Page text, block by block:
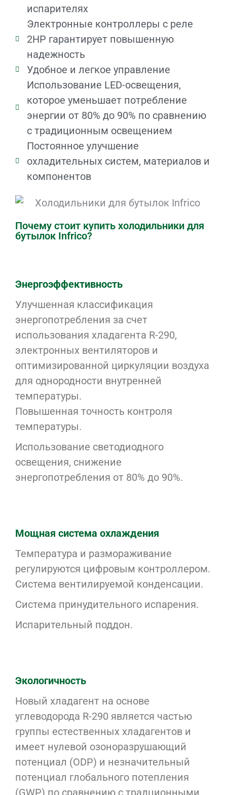
испарителях
Электронные контроллеры с реле
2HP гарантирует повышенную
надежность
Удобное и легкое управление
Использование LED-освещения,
которое уменьшает потребление
энергии от 80% до 90% по сравнению
с традиционным освещением
Постоянное улучшение
охладительных систем, материалов и
компонентов
Почему стоит купить холодильники для
бутылок Infrico?
Энергоэффективность
Улучшенная классификация
энергопотребления за счет
использования хладагента R-290,
электронных вентиляторов и
оптимизированной циркуляции воздуха
для однородности внутренней
температуры.
Повышенная точность контроля
температуры.
Использование светодиодного
освещения, снижение
энергопотребления от 80% до 90%.
Мощная система охлаждения
Температура и размораживание
регулируются цифровым контроллером.
Система вентилируемой конденсации.
Система принудительного испарения.
Испарительный поддон.
Экологичность
Новый хладагент на основе
углеводорода R-290 является частью
группы естественных хладагентов и
имеет нулевой озоноразрушающий
потенциал (ODP) и незначительный
потенциал глобального потепления
(GWP) по сравнению с традционными